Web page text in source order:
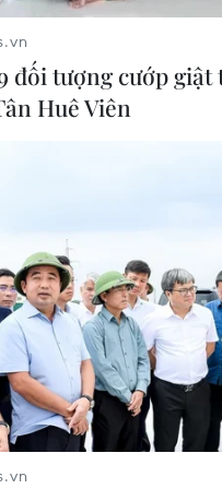
doanh thu cao kỷ lục
mạnh đối với AI
tiền lệ với TikTok
không Quảng Trị tăng
tới mục tiêu khai thác
đối tượng cướp giật
Huê Viên